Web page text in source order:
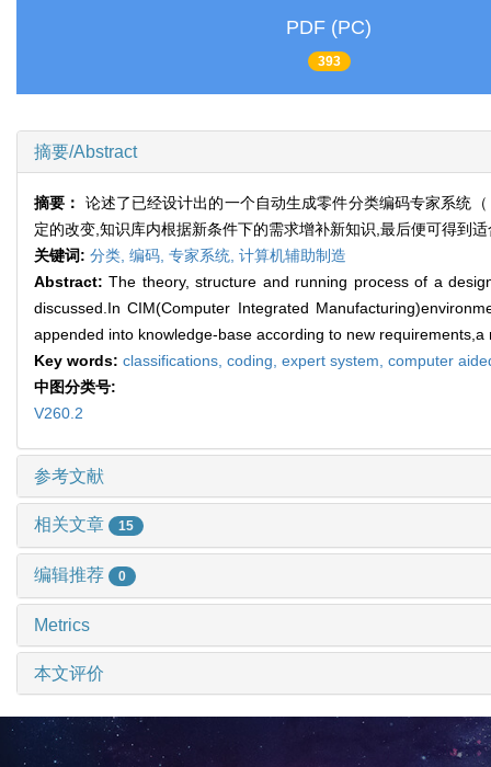
PDF (PC)
393
摘要/Abstract
摘要： 论述了已经设计出的一个自动生成零件分类编码专家系统
定的改变,知识库内根据新条件下的需求增补新知识,最后便可得到
关键词: 分类, 编码, 专家系统, 计算机辅助制造
Abstract:The theory, structure and running process of a
discussed.In CIM(Computer Integrated
appended into knowledge-base according to new
Key words: classifications, coding, expert system, computer
中图分类号:
V260.2
参考文献
相关文章 15
编辑推荐 0
Metrics
本文评价